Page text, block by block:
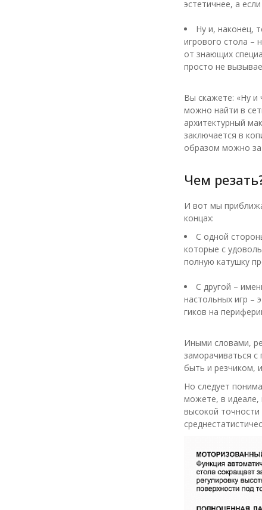
эстетичнее, а
Ну и, наконец,
игрового стола –
от знающих
просто не
Вы скажете: «Ну и
можно найти в
архитектурный
заключается в
образом можно за
Чем
И вот мы
концах:
С одной
которые с
полную катушку
С другой –
настольных игр –
гиков на
Иными словами,
заморачиваться
быть и резчиком,
Но следует
можете, в идеале,
высокой